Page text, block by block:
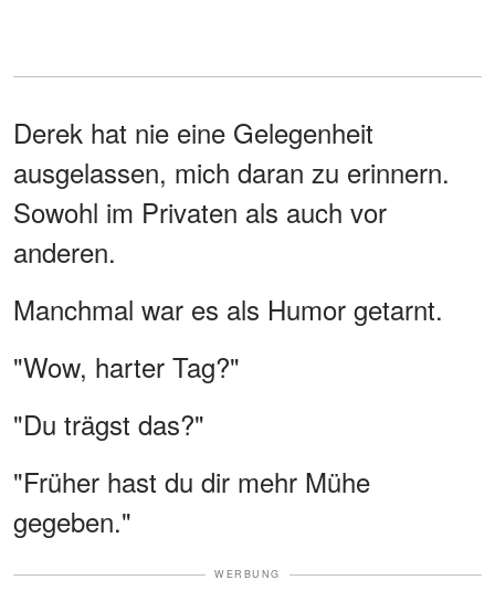
Derek hat nie eine Gelegenheit
ausgelassen, mich daran zu erinnern.
Sowohl im Privaten als auch vor
anderen.
Manchmal war es als Humor getarnt.
"Wow, harter Tag?"
"Du trägst das?"
"Früher hast du dir mehr Mühe
gegeben."
WERBUNG